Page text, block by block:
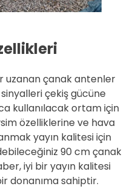
uzanan çanak antenler
çekiş gücüne
kullanılacak ortam için
özelliklerine ve hava
yayın kalitesi için
90 cm çanak
iyi bir yayın kalitesi
donanıma sahiptir.